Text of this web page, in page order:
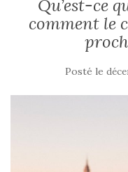
Qu’est-ce
comment le
Posté le